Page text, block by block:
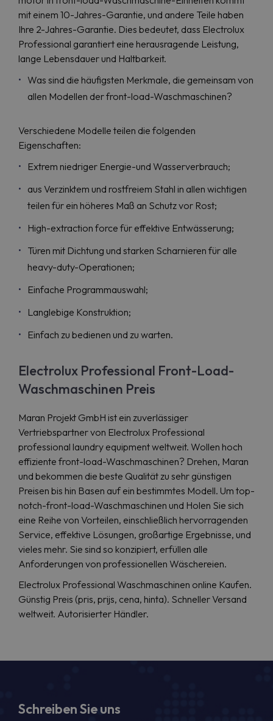
mit einem 10-Jahres-Garantie, und andere Teile haben
Ihre 2-Jahres-Garantie. Dies bedeutet, dass Electrolux
Professional garantiert eine herausragende Leistung,
lange Lebensdauer und Haltbarkeit.
Was sind die häufigsten Merkmale, die gemeinsam von
allen Modellen der front-load-Waschmaschinen?
Verschiedene Modelle teilen die folgenden
Eigenschaften:
Extrem niedriger Energie-und Wasserverbrauch;
aus Verzinktem und rostfreiem Stahl in allen wichtigen
teilen für ein höheres Maß an Schutz vor Rost;
High-extraction force für effektive Entwässerung;
Türen mit Dichtung und starken Scharnieren für alle
heavy-duty-Operationen;
Einfache Programmauswahl;
Langlebige Konstruktion;
Einfach zu bedienen und zu warten.
Electrolux Professional Front-Load-
Waschmaschinen Preis
Maran Projekt GmbH ist ein zuverlässiger
Vertriebspartner von Electrolux Professional
professional laundry equipment weltweit. Wollen hoch
effiziente front-load-Waschmaschinen? Drehen, Maran
und bekommen die beste Qualität zu sehr günstigen
Preisen bis hin Basen auf ein bestimmtes Modell. Um top-
notch-front-load-Waschmaschinen und Holen Sie sich
eine Reihe von Vorteilen, einschließlich hervorragenden
Service, effektive Lösungen, großartige Ergebnisse, und
vieles mehr. Sie sind so konzipiert, erfüllen alle
Anforderungen von professionellen Wäschereien.
Electrolux Professional Waschmaschinen online Kaufen.
Günstig Preis (pris, prijs, cena, hinta). Schneller Versand
weltweit. Autorisierter Händler.
Schreiben Sie uns